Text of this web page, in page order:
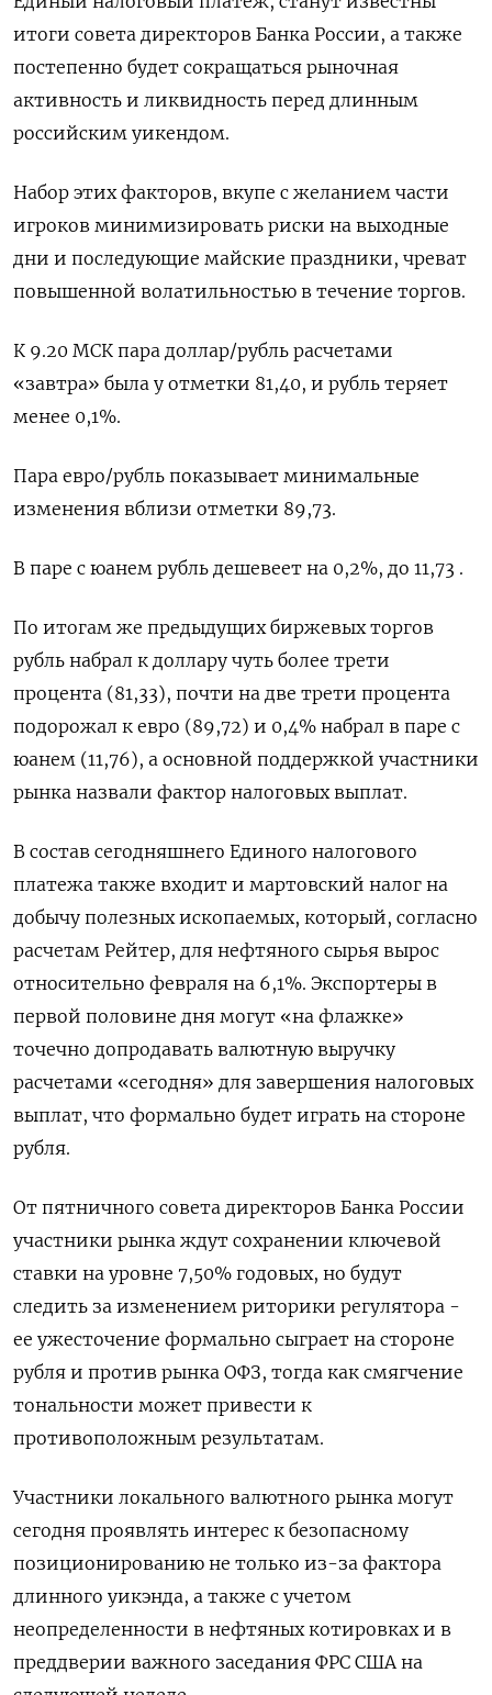
итоги совета директоров Банка России, а также
постепенно будет сокращаться рыночная
активность и ликвидность перед длинным
российским уикендом.
Набор этих факторов, вкупе с желанием части
игроков минимизировать риски на выходные
дни и последующие майские праздники, чреват
повышенной волатильностью в течение торгов.
К 9.20 МСК пара доллар/рубль расчетами
«завтра» была у отметки 81,40, и рубль теряет
менее 0,1%.
Пара евро/рубль показывает минимальные
изменения вблизи отметки 89,73.
В паре с юанем рубль дешевеет на 0,2%, до 11,73 .
По итогам же предыдущих биржевых торгов
рубль набрал к доллару чуть более трети
процента (81,33), почти на две трети процента
подорожал к евро (89,72) и 0,4% набрал в паре с
юанем (11,76), а основной поддержкой участники
рынка назвали фактор налоговых выплат.
В состав сегодняшнего Единого налогового
платежа также входит и мартовский налог на
добычу полезных ископаемых, который, согласно
расчетам Рейтер, для нефтяного сырья вырос
относительно февраля на 6,1%. Экспортеры в
первой половине дня могут «на флажке»
точечно допродавать валютную выручку
расчетами «сегодня» для завершения налоговых
выплат, что формально будет играть на стороне
рубля.
От пятничного совета директоров Банка России
участники рынка ждут сохранении ключевой
ставки на уровне 7,50% годовых, но будут
следить за изменением риторики регулятора -
ее ужесточение формально сыграет на стороне
рубля и против рынка ОФЗ, тогда как смягчение
тональности может привести к
противоположным результатам.
Участники локального валютного рынка могут
сегодня проявлять интерес к безопасному
позиционированию не только из-за фактора
длинного уикэнда, а также с учетом
неопределенности в нефтяных котировках и в
преддверии важного заседания ФРС США на